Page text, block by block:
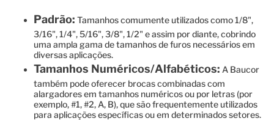
Padrão: Tamanhos comumente utilizados como 1/8",
3/16", 1/4", 5/16", 3/8", 1/2" e assim por diante, cobrindo
uma ampla gama de tamanhos de furos necessários em
diversas aplicações.
Tamanhos Numéricos/Alfabéticos: A Baucor
também pode oferecer brocas combinadas com
alargadores em tamanhos numéricos ou por letras (por
exemplo, #1, #2, A, B), que são frequentemente utilizados
para aplicações específicas ou em determinados setores.